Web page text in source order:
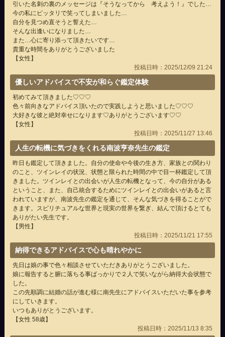
引いた名刺の裏のメッセージは『そうなってから 考えよう！』でした…
今の私にピッタリで笑ってしまいました…
自分を見つめ直そうと誓えた…
そんな出逢いになりました…
また…心に寄り添って頂きたいです…
貴重な時間をありがとうございました
【女性】
投稿日時：2025/12/09 21:24
優しいアドバイスで不安が和らぐ鑑定体験
初めてみて頂きました♡♡♡
色々前向きなアドバイス頂いたので実践しようと思いました♡♡♡
大好きな彼と絶対幸せになります♡ありがとうございます♡♡
【女性】
投稿日時：2025/11/27 13:46
人生の転機に気づきをくれる南波亨奈先生の鑑定
昨日も鑑定して頂きました。自分の使命や今後の生き方、家族との関わり
のこと、ツインレイの状況、状態と限られた時間の中で目一杯鑑定して頂
きました。ツインレイとの出会いが人生の転機となって、今の自分がある
ということ、また、自己統合するためにツインレイとの出会いがあると言
われていますが、南波先生の鑑定を通じて、そんな気づきを得ることがで
きます。スピリチュアルな世界と現実の世界を繋ぎ、結んで頂けるとても
ありがたい先生です。
【男性】
投稿日時：2025/11/21 17:55
納得できるアドバイスで心も晴れやかに
先日は娘の事で色々相談させていただきありがとうございました。
娘に報告すると腑に落ちる事ばっかりで２人で笑いながら納得大会状態で
した。
この先順調に結婚の話が進む様に南先生にアドバイスいただいた事を参考
にしていきます。
いつもありがとうございます。
【女性 58歳】
投稿日時：2025/11/13 8:35